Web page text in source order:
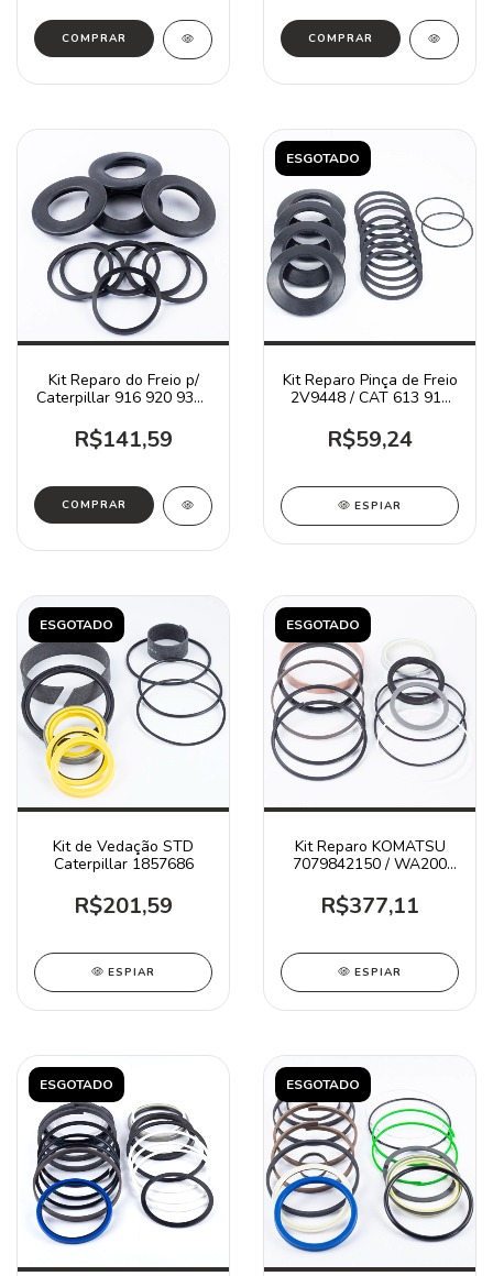
Kit Reparo do Freio p/
Caterpillar 916 920 930 /
R$141,59
ESGOTADO
Kit Reparo Pinça de Freio
2V9448 / CAT 613 910
R$59,24
ESPIAR
ESGOTADO
Kit de Vedação STD
Caterpillar 1857686
R$201,59
ESPIAR
ESGOTADO
Kit Reparo KOMATSU
7079842150 / WA200
R$377,11
ESPIAR
ESGOTADO ESGOTADO